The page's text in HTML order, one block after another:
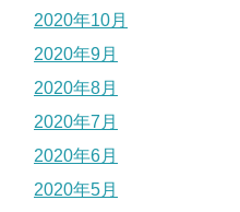
2020年10月
2020年9月
2020年8月
2020年7月
2020年6月
2020年5月